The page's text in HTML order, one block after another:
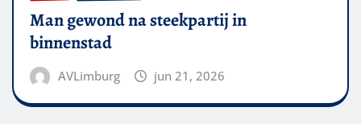
Man gewond na steekpartij in
binnenstad
AVLimburg jun 21, 2026